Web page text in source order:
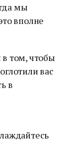
мы
вполне
в том, чтобы
вас
в